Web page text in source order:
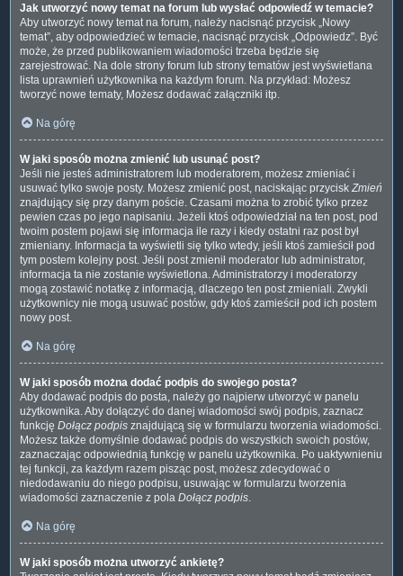
Jak utworzyć nowy temat na forum lub wysłać odpowiedź w temacie?
Aby utworzyć nowy temat na forum, należy nacisnąć przycisk „Nowy
temat”, aby odpowiedzieć w temacie, nacisnąć przycisk „Odpowiedz”. Być
może, że przed publikowaniem wiadomości trzeba będzie się
zarejestrować. Na dole strony forum lub strony tematów jest wyświetlana
lista uprawnień użytkownika na każdym forum. Na przykład: Możesz
tworzyć nowe tematy, Możesz dodawać załączniki itp.
Na górę
W jaki sposób można zmienić lub usunąć post?
Jeśli nie jesteś administratorem lub moderatorem, możesz zmieniać i
usuwać tylko swoje posty. Możesz zmienić post, naciskając przycisk Zmień
znajdujący się przy danym poście. Czasami można to zrobić tylko przez
pewien czas po jego napisaniu. Jeżeli ktoś odpowiedział na ten post, pod
twoim postem pojawi się informacja ile razy i kiedy ostatni raz post był
zmieniany. Informacja ta wyświetli się tylko wtedy, jeśli ktoś zamieścił pod
tym postem kolejny post. Jeśli post zmienił moderator lub administrator,
informacja ta nie zostanie wyświetlona. Administratorzy i moderatorzy
mogą zostawić notatkę z informacją, dlaczego ten post zmieniali. Zwykli
użytkownicy nie mogą usuwać postów, gdy ktoś zamieścił pod ich postem
nowy post.
Na górę
W jaki sposób można dodać podpis do swojego posta?
Aby dodawać podpis do posta, należy go najpierw utworzyć w panelu
użytkownika. Aby dołączyć do danej wiadomości swój podpis, zaznacz
funkcję Dołącz podpis znajdującą się w formularzu tworzenia wiadomości.
Możesz także domyślnie dodawać podpis do wszystkich swoich postów,
zaznaczając odpowiednią funkcję w panelu użytkownika. Po uaktywnieniu
tej funkcji, za każdym razem pisząc post, możesz zdecydować o
niedodawaniu do niego podpisu, usuwając w formularzu tworzenia
wiadomości zaznaczenie z pola Dołącz podpis.
Na górę
W jaki sposób można utworzyć ankietę?